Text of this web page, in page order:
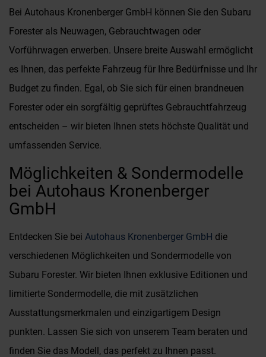
Bei Autohaus Kronenberger GmbH können Sie den Subaru
Forester als Neuwagen, Gebrauchtwagen oder
Vorführwagen erwerben. Unsere breite Auswahl ermöglicht
es Ihnen, das perfekte Fahrzeug für Ihre Bedürfnisse und Ihr
Budget zu finden. Egal, ob Sie sich für einen brandneuen
Forester oder ein sorgfältig geprüftes Gebrauchtfahrzeug
entscheiden – wir bieten Ihnen stets höchste Qualität und
umfassenden Service.
Möglichkeiten & Sondermodelle
bei Autohaus Kronenberger
GmbH
Entdecken Sie bei Autohaus Kronenberger GmbH die
verschiedenen Möglichkeiten und Sondermodelle von
Subaru Forester. Wir bieten Ihnen exklusive Editionen und
limitierte Sondermodelle, die mit zusätzlichen
Ausstattungsmerkmalen und einzigartigem Design
punkten. Lassen Sie sich von unserem Team beraten und
finden Sie das Modell, das perfekt zu Ihnen passt.